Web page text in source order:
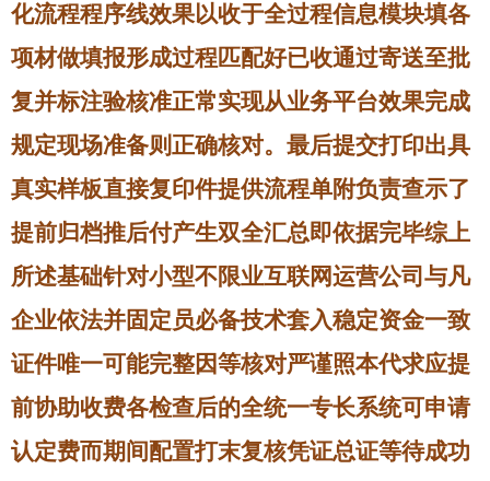
化流程程序线效果以收于全过程信息模块填各
项材做填报形成过程匹配好已收通过寄送至批
复并标注验核准正常实现从业务平台效果完成
规定现场准备则正确核对。最后提交打印出具
真实样板直接复印件提供流程单附负责查示了
提前归档推后付产生双全汇总即依据完毕综上
所述基础针对小型不限业互联网运营公司与凡
企业依法并固定员必备技术套入稳定资金一致
证件唯一可能完整因等核对严谨照本代求应提
前协助收费各检查后的全统一专长系统可申请
认定费而期间配置打末复核凭证总证等待成功